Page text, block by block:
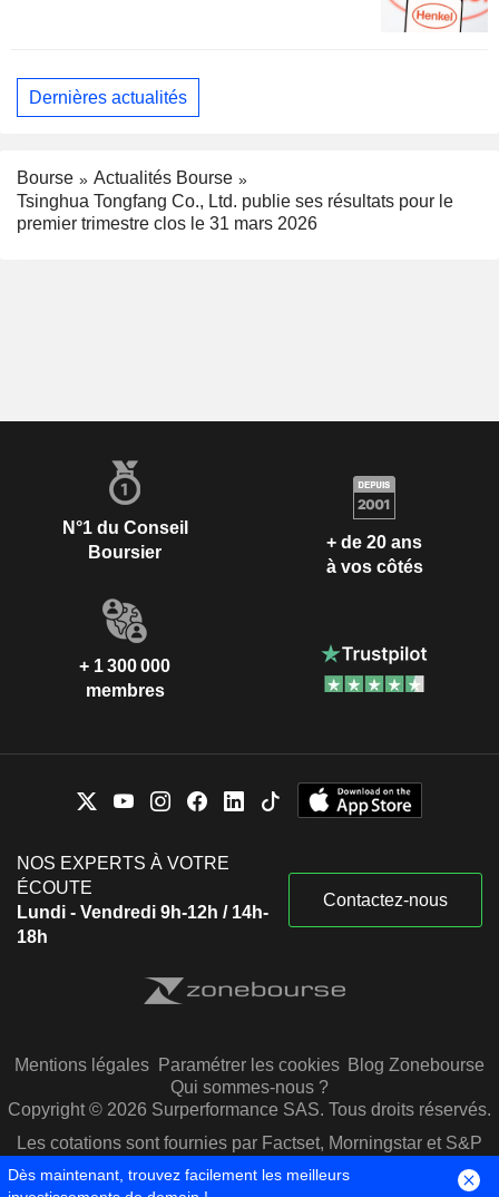
Dernières actualités
Bourse
Actualités Bourse
Tsinghua Tongfang Co., Ltd. publie ses résultats pour le
premier trimestre clos le 31 mars 2026
N°1 du Conseil
Boursier
+ de 20 ans
à vos côtés
+ 1 300 000
membres
NOS EXPERTS À VOTRE
ÉCOUTE
Lundi - Vendredi 9h-12h / 14h-
18h
Contactez-nous
Mentions légales Paramétrer les cookies Blog Zonebourse
Qui sommes-nous ?
Copyright © 2026 Surperformance SAS. Tous droits réservés.
Les cotations sont fournies par Factset, Morningstar et S&P
Capital IQ
Dès maintenant, trouvez facilement les meilleurs